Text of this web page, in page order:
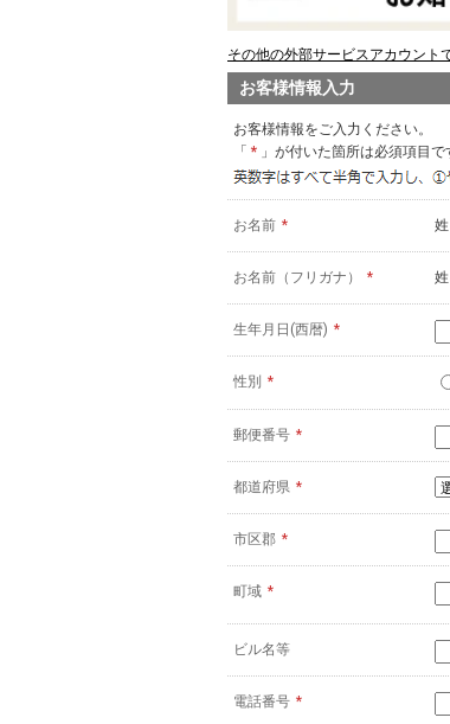
その他の外部サービスアカウント
お客様情報入力
お客様情報をご入力ください。
「 * 」が付いた箇所は必須項目で
お名前 * 姓
お名前（フリガナ） * 姓
生年月日(西暦) *
性別 *
郵便番号 *
都道府県 *
市区郡 *
町域 *
ビル名等
電話番号 *